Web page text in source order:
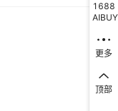
1688
AIBUY
更多
顶部